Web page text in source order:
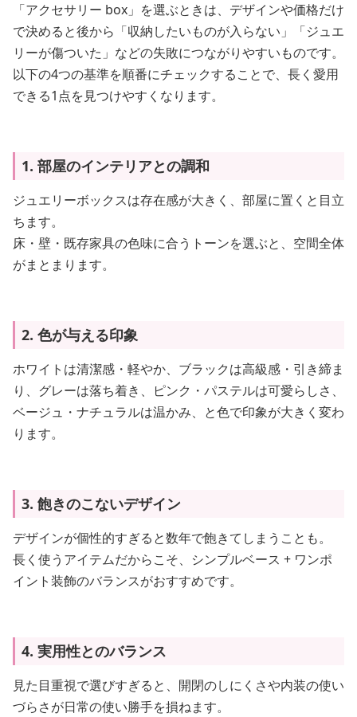
「アクセサリー box」を選ぶときは、デザインや価格だけ
で決めると後から「収納したいものが入らない」「ジュエ
リーが傷ついた」などの失敗につながりやすいものです。
以下の4つの基準を順番にチェックすることで、長く愛用
できる1点を見つけやすくなります。
1. 部屋のインテリアとの調和
ジュエリーボックスは存在感が大きく、部屋に置くと目立
ちます。
床・壁・既存家具の色味に合うトーンを選ぶと、空間全体
がまとまります。
2. 色が与える印象
ホワイトは清潔感・軽やか、ブラックは高級感・引き締ま
り、グレーは落ち着き、ピンク・パステルは可愛らしさ、
ベージュ・ナチュラルは温かみ、と色で印象が大きく変わ
ります。
3. 飽きのこないデザイン
デザインが個性的すぎると数年で飽きてしまうことも。
長く使うアイテムだからこそ、シンプルベース + ワンポ
イント装飾のバランスがおすすめです。
4. 実用性とのバランス
見た目重視で選びすぎると、開閉のしにくさや内装の使い
づらさが日常の使い勝手を損ねます。